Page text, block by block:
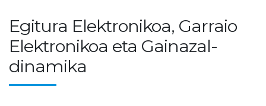
Egitura Elektronikoa, Garraio
Elektronikoa eta Gainazal-
dinamika